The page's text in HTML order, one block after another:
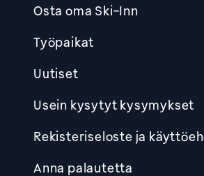
Osta oma Ski-Inn
Työpaikat
Uutiset
Usein kysytyt kysymykset
Rekisteriseloste ja
Anna palautetta